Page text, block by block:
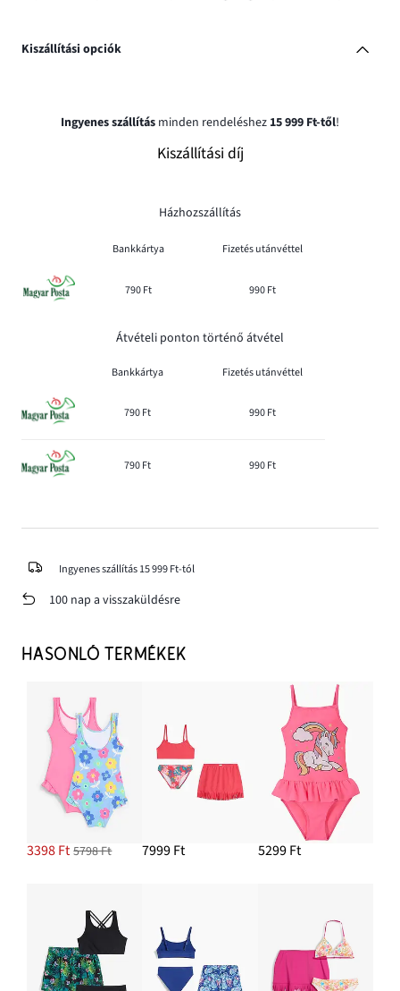
Kiszállítási opciók
Ingyenes szállítás minden rendeléshez 15 999 Ft-től!
Kiszállítási díj
Házhozszállítás
Bankkártya Fizetés utánvéttel
790 Ft 990 Ft
Átvételi ponton történő átvétel
Bankkártya Fizetés utánvéttel
790 Ft 990 Ft
790 Ft 990 Ft
Ingyenes szállítás 15 999 Ft-tól
100 nap a visszaküldésre
HASONLÓ TERMÉKEK
3398 Ft 5798 Ft 7999 Ft 5299 Ft